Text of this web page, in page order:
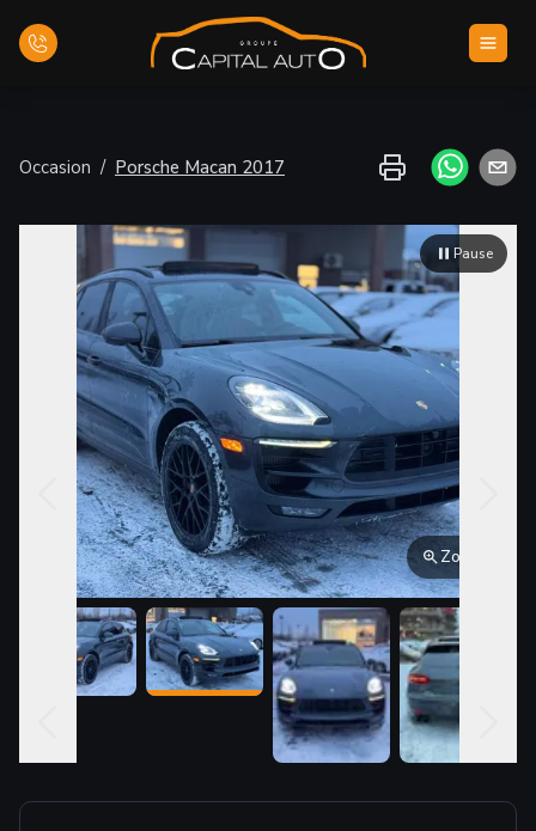
Financement
Évaluez votre véhicule
Nous joindre
Français
Occasion / Porsche Macan 2017
Pause
Zoom